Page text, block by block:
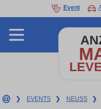
Event
❯ EVENTS ❯ NEUSS ❯